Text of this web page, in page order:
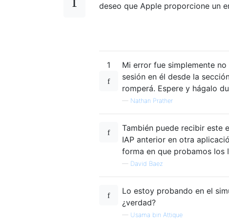
deseo que Apple proporcione un
1
Mi error fue simplemente
sesión en él desde la
romperá. Espere y hágalo
— Nathan Prather
También puede recibir este
IAP anterior en otra
forma en que probamos los
— David Baez
Lo estoy probando en el
¿verdad?
— Usama bin Attique